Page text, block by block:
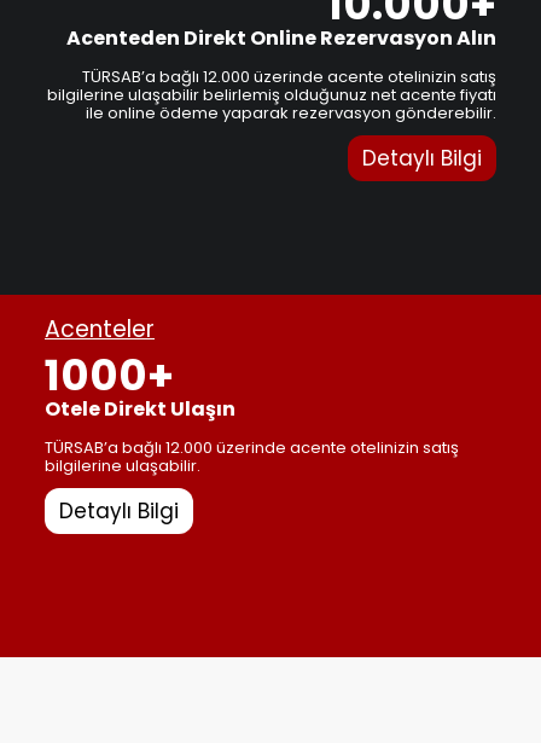
Acenteden Direkt Online Rezervasyon Alın
TÜRSAB’a bağlı 12.000 üzerinde acente otelinizin satış
bilgilerine ulaşabilir belirlemiş olduğunuz net acente fiyatı
ile online ödeme yaparak rezervasyon gönderebilir.
Detaylı Bilgi
Acenteler
1000+
Otele Direkt Ulaşın
TÜRSAB’a bağlı 12.000 üzerinde acente otelinizin satış
bilgilerine ulaşabilir.
Detaylı Bilgi